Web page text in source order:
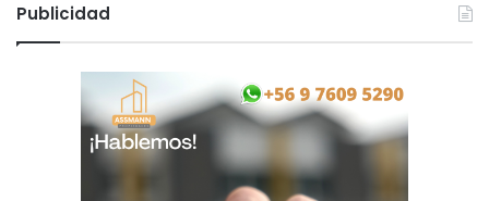
Publicidad